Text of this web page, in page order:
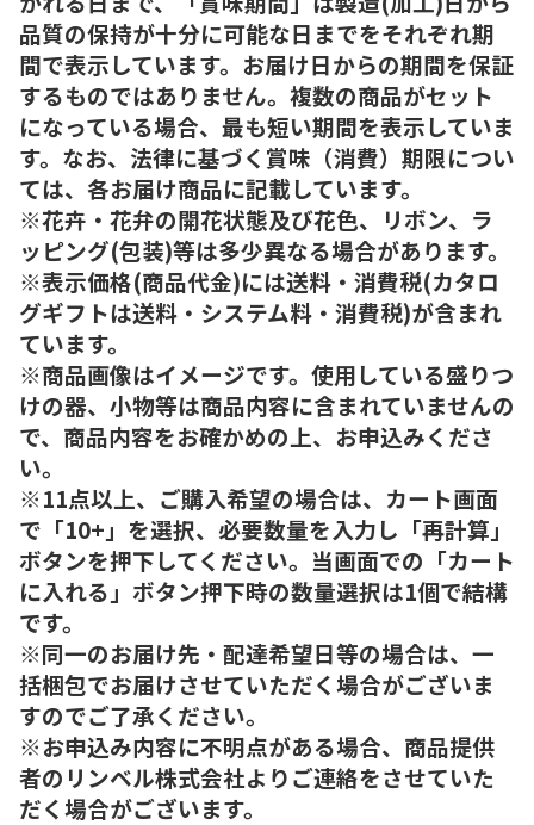
品質の保持が十分に可能な日までをそれぞれ期
間で表示しています。お届け日からの期間を保証
するものではありません。複数の商品がセット
になっている場合、最も短い期間を表示していま
す。なお、法律に基づく賞味（消費）期限につい
ては、各お届け商品に記載しています。
※花卉・花弁の開花状態及び花色、リボン、ラ
ッピング(包装)等は多少異なる場合があります。
※表示価格(商品代金)には送料・消費税(カタロ
グギフトは送料・システム料・消費税)が含まれ
ています。
※商品画像はイメージです。使用している盛りつ
けの器、小物等は商品内容に含まれていませんの
で、商品内容をお確かめの上、お申込みくださ
い。
※11点以上、ご購入希望の場合は、カート画面
で「10+」を選択、必要数量を入力し「再計算」
ボタンを押下してください。当画面での「カート
に入れる」ボタン押下時の数量選択は1個で結構
です。
※同一のお届け先・配達希望日等の場合は、一
括梱包でお届けさせていただく場合がございま
すのでご了承ください。
※お申込み内容に不明点がある場合、商品提供
者のリンベル株式会社よりご連絡をさせていた
だく場合がございます。